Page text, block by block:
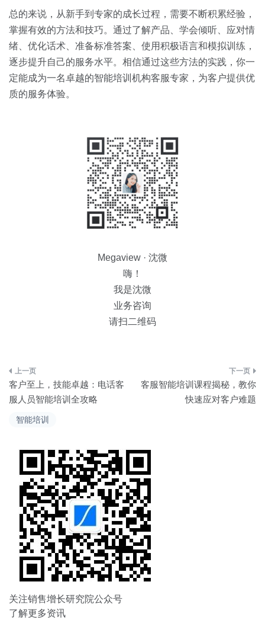
智能培训
总的来说，从新手到专家的成长过程，需要不断积累经验，
掌握有效的方法和技巧。通过了解产品、学会倾听、应对情
绪、优化话术、准备标准答案、使用积极语言和模拟训练，
逐步提升自己的服务水平。相信通过这些方法的实践，你一
定能成为一名卓越的智能培训机构客服专家，为客户提供优
质的服务体验。
Megaview · 沈微
嗨！
我是沈微
业务咨询
请扫二维码
文
章
导
航
客户至上，技能卓越：电话客
服人员智能培训全攻略
客服智能培训课程揭秘，教你
快速应对客户难题
关注销售增长研究院公众号
了解更多资讯